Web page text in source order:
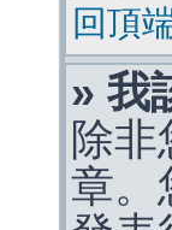
回頂
» 我
除
章。